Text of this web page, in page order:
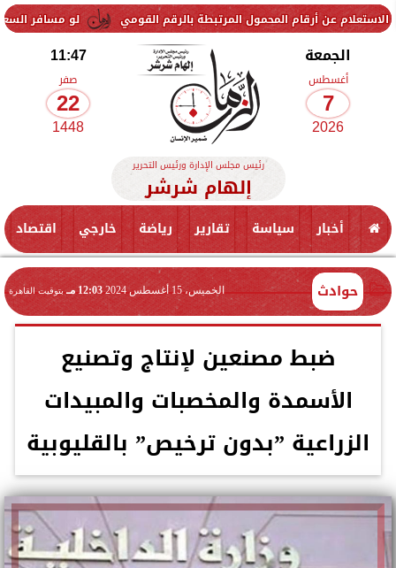
لو مسافر السعودية... سعر الريال المحمول المرتبطة بالرقم القومي
الجمعة
أغسطس
7
2026
11:47
صفر
22
1448
رئيس مجلس الإدارة ورئيس التحرير
إلهام شرشر
أخبار سياسة تقارير رياضة خارجي اقتصاد
حوادث الخميس، 15 أغسطس 2024 12:03 مـ بتوقيت القاهرة
ضبط مصنعين لإنتاج وتصنيع
الأسمدة والمخصبات والمبيدات
الزراعية ”بدون ترخيص” بالقليوبية